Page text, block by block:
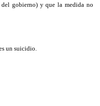
gobierno) y que la medida no
un suicidio.